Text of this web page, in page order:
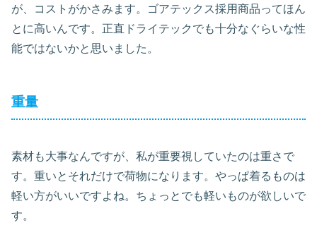
が、コストがかさみます。ゴアテックス採用商品ってほん
とに高いんです。正直ドライテックでも十分なぐらいな性
能ではないかと思いました。
重量
素材も大事なんですが、私が重要視していたのは重さで
す。重いとそれだけで荷物になります。やっぱ着るものは
軽い方がいいですよね。ちょっとでも軽いものが欲しいで
す。